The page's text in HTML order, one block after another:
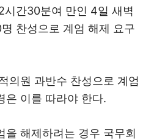
시간30분여 만인 4일 새벽
찬성으로 계엄 해제 요구
의원 과반수 찬성으로 계엄
은 이를 따라야 한다.
을 해제하려는 경우 국무회